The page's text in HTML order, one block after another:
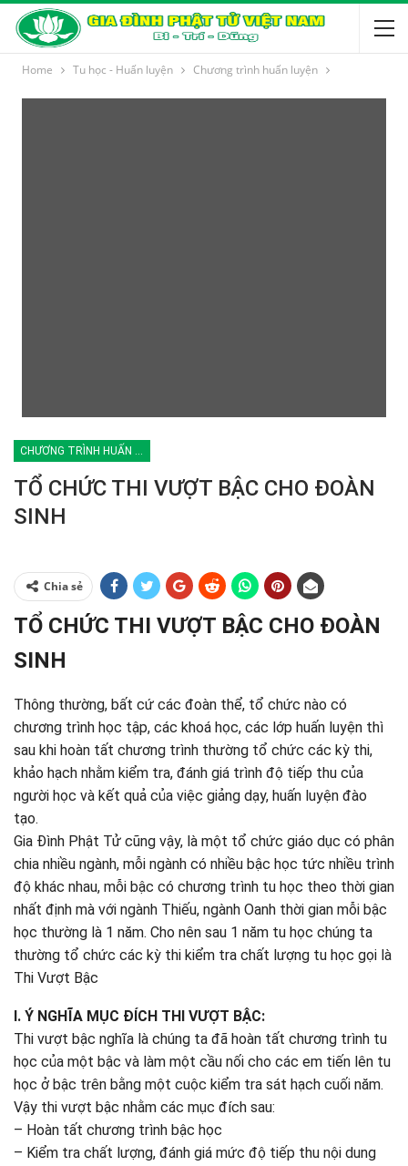
Home Tu học - Huấn luyện Chương trình huấn luyện
CHƯƠNG TRÌNH HUẤN LUYỆN
TỔ CHỨC THI VƯỢT BẬC CHO ĐOÀN
SINH
Chia sẻ
TỔ CHỨC THI VƯỢT BẬC CHO ĐOÀN
SINH
Thông thường, bất cứ các đoàn thể, tổ chức nào có
chương trình học tập, các khoá học, các lớp huấn luyện thì
sau khi hoàn tất chương trình thường tổ chức các kỳ thi,
khảo hạch nhằm kiểm tra, đánh giá trình độ tiếp thu của
người học và kết quả của việc giảng dạy, huấn luyện đào
tạo.
Gia Đình Phật Tử cũng vậy, là một tổ chức giáo dục có phân
chia nhiều ngành, mỗi ngành có nhiều bậc học tức nhiều trình
độ khác nhau, mỗi bậc có chương trình tu học theo thời gian
nhất định mà với ngành Thiếu, ngành Oanh thời gian mỗi bậc
học thường là 1 năm. Cho nên sau 1 năm tu học chúng ta
thường tổ chức các kỳ thi kiểm tra chất lượng tu học gọi là
Thi Vượt Bậc
I. Ý NGHĨA MỤC ĐÍCH THI VƯỢT BẬC:
Thi vượt bậc nghĩa là chúng ta đã hoàn tất chương trình tu
học của một bậc và làm một cầu nối cho các em tiến lên tu
học ở bậc trên bằng một cuộc kiểm tra sát hạch cuối năm.
Vậy thi vượt bậc nhằm các mục đích sau:
– Hoàn tất chương trình bậc học
– Kiểm tra chất lượng, đánh giá mức độ tiếp thu nội dung